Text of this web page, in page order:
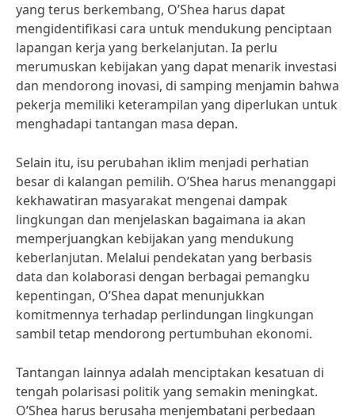
yang terus berkembang, O’Shea harus dapat
mengidentifikasi cara untuk mendukung penciptaan
lapangan kerja yang berkelanjutan. Ia perlu
merumuskan kebijakan yang dapat menarik investasi
dan mendorong inovasi, di samping menjamin bahwa
pekerja memiliki keterampilan yang diperlukan untuk
menghadapi tantangan masa depan.
Selain itu, isu perubahan iklim menjadi perhatian
besar di kalangan pemilih. O’Shea harus menanggapi
kekhawatiran masyarakat mengenai dampak
lingkungan dan menjelaskan bagaimana ia akan
memperjuangkan kebijakan yang mendukung
keberlanjutan. Melalui pendekatan yang berbasis
data dan kolaborasi dengan berbagai pemangku
kepentingan, O’Shea dapat menunjukkan
komitmennya terhadap perlindungan lingkungan
sambil tetap mendorong pertumbuhan ekonomi.
Tantangan lainnya adalah menciptakan kesatuan di
tengah polarisasi politik yang semakin meningkat.
O’Shea harus berusaha menjembatani perbedaan